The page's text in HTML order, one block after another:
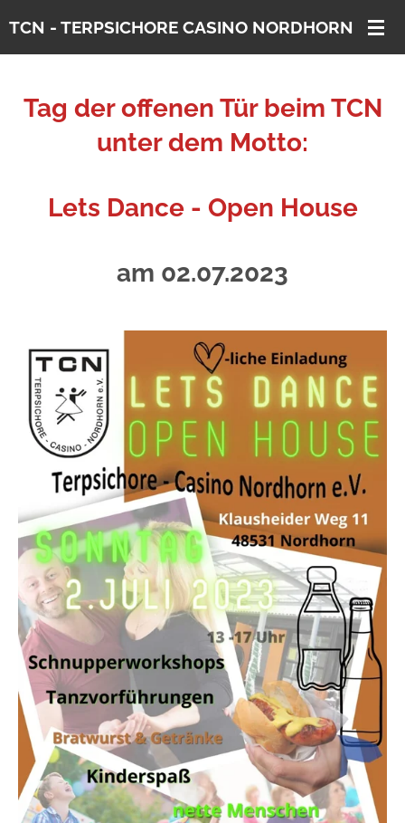
Zum
TCN - TERPSICHORE CASINO NORDHORN E. V.
Tag der offenen Tür beim TCN
unter dem Motto:
Lets Dance - Open House
am 02.07.2023